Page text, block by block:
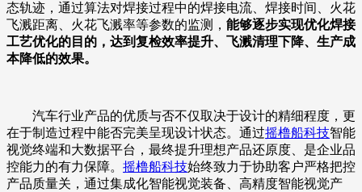
态轨迹，通过算法对焊接过程中的焊接电流、焊接时间、火花
飞溅距离、火花飞溅率等参数的监测， 能够逐步实现优化焊接
工艺优化的目的，达到复检效率提升、飞溅清理下降、生产成
本降低的效果。
汽车行业产品的优质与否不仅取决于设计的精细程度，更
在于制造过程中能否完美呈现设计状态。通过摇橹船科技智能
视觉终端和大数据平台，最终提升理想产品还原度、是企业品
控能力的有力保障。 摇橹船科技始终致力于协助客户严格把控
产品质量关，通过集成化智能视觉装备、高精度智能视觉产